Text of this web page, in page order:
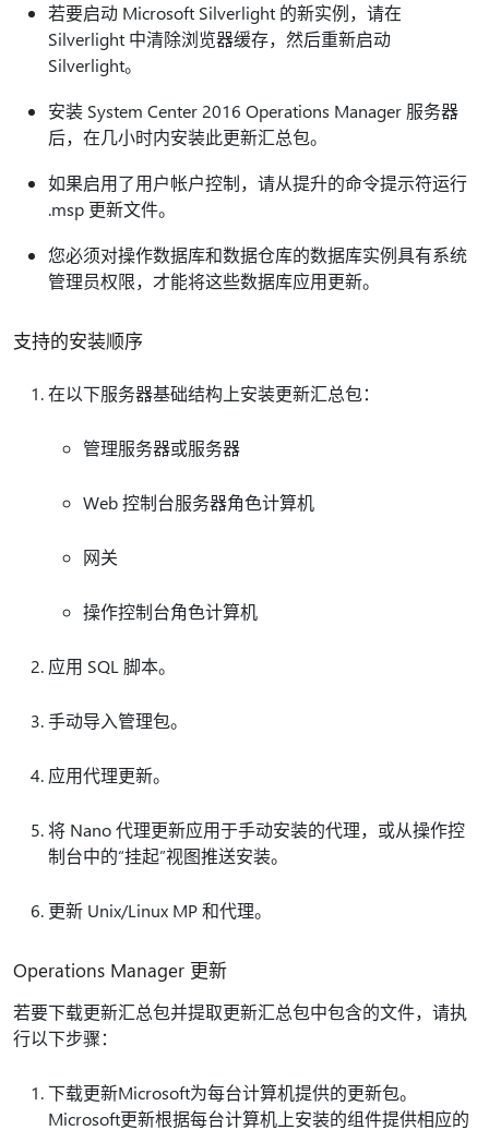
若要启动 Microsoft Silverlight 的新实例，请在
Silverlight 中清除浏览器缓存，然后重新启动
Silverlight。
安装 System Center 2016 Operations Manager 服务器
后，在几小时内安装此更新汇总包。
如果启用了用户帐户控制，请从提升的命令提示符运行
.msp 更新文件。
您必须对操作数据库和数据仓库的数据库实例具有系统
管理员权限，才能将这些数据库应用更新。
支持的安装顺序
在以下服务器基础结构上安装更新汇总包：
管理服务器或服务器
Web 控制台服务器角色计算机
网关
操作控制台角色计算机
应用 SQL 脚本。
手动导入管理包。
应用代理更新。
将 Nano 代理更新应用于手动安装的代理，或从操作控
制台中的“挂起”视图推送安装。
更新 Unix/Linux MP 和代理。
Operations Manager 更新
若要下载更新汇总包并提取更新汇总包中包含的文件，请执
行以下步骤：
下载更新Microsoft为每台计算机提供的更新包。
Microsoft更新根据每台计算机上安装的组件提供相应的